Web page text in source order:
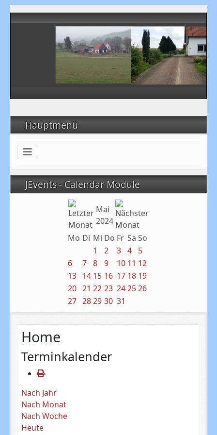
Hauptmenü
JEvents - Calendar Module
Mai
2024
Mo Di Mi Do Fr Sa So
1
2 3 4
5
6
7 8 9 10 11 12
13 14 15 16 17 18 19
20 21 22 23 242526
27 2829 30 31
Home
Terminkalender
Nach Jahr
Nach Monat
Nach Woche
Heute